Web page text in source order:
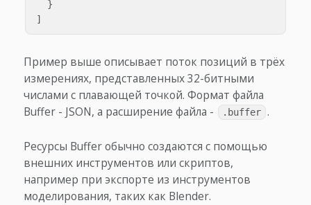
  }
Пример выше описывает поток позиций в трёх
измерениях, представленных 32-битными
числами с плавающей точкой. Формат файла
Buffer - JSON, а расширение файла -
.buffer .
Ресурсы Buffer обычно создаются с помощью
внешних инструментов или скриптов,
например при экспорте из инструментов
моделирования, таких как Blender.